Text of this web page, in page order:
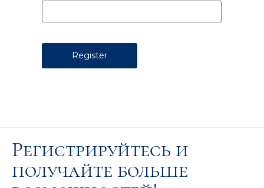
Регистрируйтесь и
получайте больше